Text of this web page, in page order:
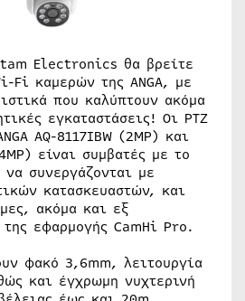
Electronics θα βρείτε
Fi καμερών της ANGA, με
που καλύπτουν ακόμα
εγκαταστάσεις! Οι PTZ
AQ-8117IBW (2MP) και
είναι συμβατές με το
συνεργάζονται με
κατασκευαστών, και
ακόμα και εξ
εφαρμογής CamHi Pro.
φακό 3,6mm, λειτουργία
και έγχρωμη νυχτερινή